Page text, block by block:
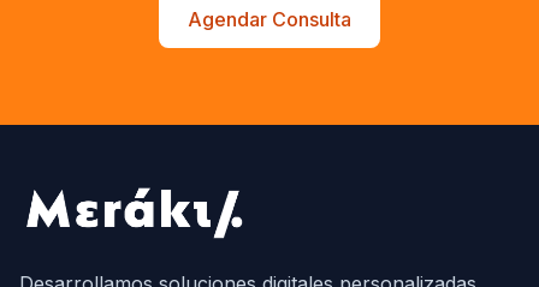
Agendar Consulta